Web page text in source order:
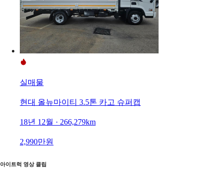
실매물
현대 올뉴마이티 3.5톤 카고 슈퍼캡
18년 12월 · 266,279km
2,990만원
아이트럭 영상 클립